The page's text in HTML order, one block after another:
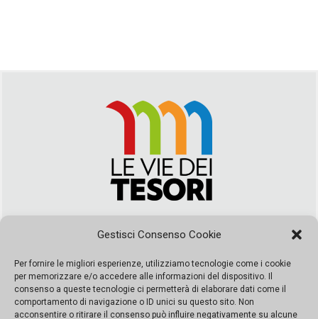
Gestisci Consenso Cookie
Per fornire le migliori esperienze, utilizziamo tecnologie come i cookie
per memorizzare e/o accedere alle informazioni del dispositivo. Il
consenso a queste tecnologie ci permetterà di elaborare dati come il
comportamento di navigazione o ID unici su questo sito. Non
acconsentire o ritirare il consenso può influire negativamente su alcune
segreteria@leviedeitesori.it
Direttore ResponsabileMarcello Barbaro – Aut. del tribunale di
Palermo n. 19 del 2017 iscrizione al roc numero 37003 Editore
Porta Felice Srl. Sede legale: Via Libertà 93 – 90143 Palermo